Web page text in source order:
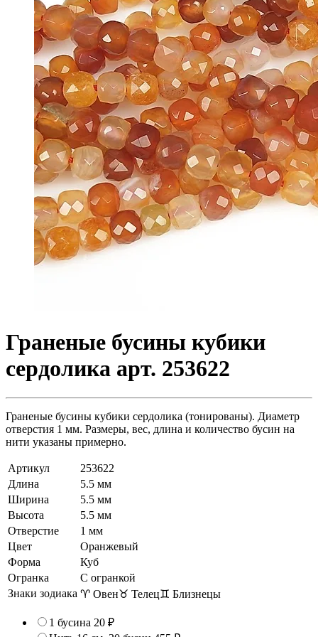
Граненые бусины кубики
сердолика арт. 253622
Граненые бусины кубики сердолика (тонированы). Диаметр
отверстия 1 мм. Размеры, вес, длина и количество бусин на
нити указаны примерно.
Артикул
253622
Длина
5.5 мм
Ширина
5.5 мм
Высота
5.5 мм
Отверстие
1 мм
Цвет
Оранжевый
Форма
Куб
Огранка
С огранкой
Знаки зодиака ♈ Овен♉ Телец♊ Близнецы
1 бусина 20 ₽